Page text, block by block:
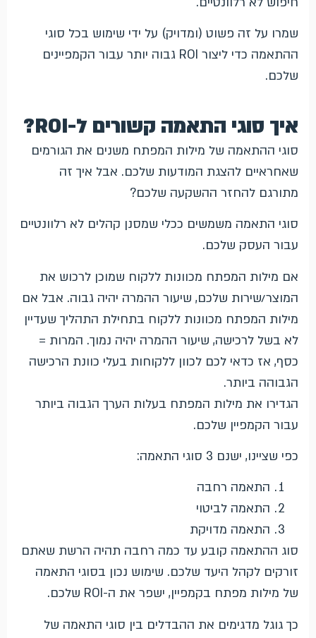
שמרו על זה פשוט (ומדויק) על ידי שימוש בכל סוגי
ההתאמה כדי ליצור ROI גבוה יותר עבור הקמפיינים
שלכם.
איך סוגי התאמה קשורים ל-ROI?
סוגי ההתאמה של מילות המפתח משנים את הגורמים
שאחראיים להצגת המודעות שלכם. אבל איך זה
מתורגם להחזר ההשקעה שלכם?
סוגי התאמה משמשים ככלי שמסנן קהלים לא רלוונטיים
עבור העסק שלכם.
אם מילות המפתח מכוונות ללקוח שמוכן לרכוש את
המוצר/שירות שלכם, שיעור ההמרה יהיה גבוה. אבל אם
מילות המפתח מכוונות ללקוח בתחילת התהליך שעדיין
לא בשל לרכישה, שיעור ההמרה יהיה נמוך. המרות =
כסף, אז כדאי לכם לכוון ללקוחות בעלי כוונת הרכישה
הגבוהה ביותר.
הגדירו את מילות המפתח בעלות הערך הגבוה ביותר
עבור הקמפיין שלכם.
כפי שציינו, ישנם 3 סוגי התאמה:
התאמה רחבה
התאמה לביטוי
התאמה מדויקת
סוג ההתאמה קובע עד כמה רחבה תהיה הרשת שאתם
זורקים לקהל היעד שלכם. שימוש נכון בסוגי התאמה
של מילות מפתח בקמפיין, ישפר את ה-ROI שלכם.
כך גוגל מדגימים את ההבדלים בין סוגי התאמה של